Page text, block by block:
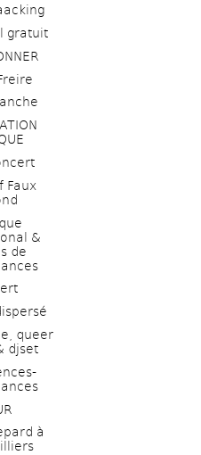
gratuit
Faux
&
de
queer
djset
à